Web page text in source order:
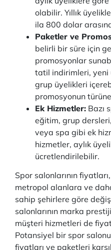
olabilir. Yıllık
ila 800 dolar
Paketler ve
belirli bir süre için
promosyonlar
tatil indirimleri, yeni
grup üyelikleri
promosyonun
Ek Hizmetler: Bazı
eğitim, grup
veya spa gibi ek
hizmetler, aylık
ücretlendirilebilir.
Spor salonlarının
metropol alanlara ve
sahip şehirlere göre
salonlarının marka
müşteri hizmetleri de
Potansiyel bir spor
fiyatları ve paketleri